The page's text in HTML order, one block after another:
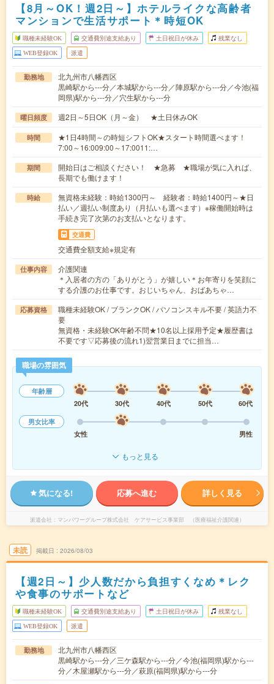
【8月～OK！週2日～】ホテルライクな高齢者
マンションで生活サポート＊時短OK
職種未経験OK 交通費別途支給あり 土日祝日が休み 残業なし
WEB登録OK 派遣
勤務地
北九州市八幡西区
黒崎駅から---分／本城駅から---分／陣原駅から---分／今池(福
岡県)駅から---分／穴生駅から---分
曜日頻度 週2日～5日OK（月～金） ★土日休みOK
時間
★1日4時間～の時短シフトOK★スタート時間選べます！
7:00～16:009:00～17:0011:…
期間
開始日はご相談ください！ ★急募 ★職場が気に入れば、
長期でも働けます！
時給
無資格未経験：時給1300円～ 経験者：時給1400円～★日
払い／週払い制度あり（月払いも選べます）※稼働開始時は
手続き完了次第のお支払いとなります。
交通費
交通費全額支給※規定有
仕事内容
介護関連
＊入居者の方の「ありがとう」が嬉しい＊お年寄りを笑顔に
する介護のお仕事です。おじいちゃん、おばあちゃ…
応募資格
職種未経験OK / ブランクOK / パソコンスキル不要 / 英語力不
要
無資格・未経験OK年齢不問★10名以上採用予定★履歴書は
不要です▽応募後の流れ1)翌営業日までに担当…
職場の雰囲気
年齢層
20代
30代 40代 50代
60代
男女比率
女性
男性
もっと見る
気になる! 応募へ進む 詳しく見る
派遣会社 マンパワーグループ株式会社 ケアサービス事業部 （医療福祉介護関連）
未読 掲載日 2026/08/03
【週2日～】少人数だから負担すくなめ＊レク
や食事のサポートなど
職種未経験OK 交通費別途支給あり 土日祝日が休み 残業なし
WEB登録OK 派遣
勤務地
北九州市八幡西区
黒崎駅から---分／三ケ森駅から---分／今池(福岡県)駅から---
分／木屋瀬駅から---分／萩原(福岡県)駅から---分